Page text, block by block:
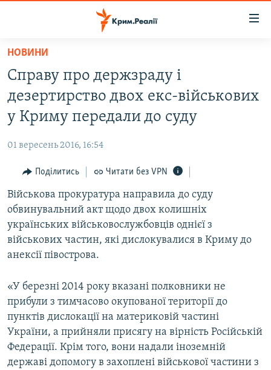
Перейти
основного
матеріалу
Перейти
до
основної
навігації
Перейти
пошуку
ВОДА.КРИМ
ВІДЕО ТА ФОТО
БЛОГИ
ПОГЛЯД
ІНТЕРВ'Ю
ВСЕ ЗА ДЕНЬ
СПЕЦПРОЕКТИ
ДЕПОРТАЦІЯ
ВІДЕОУРОКИ «ELIFBE»
СВІДЧЕННЯ ОКУПАЦІЇ
УКРАЇНСЬКА ПРОБЛЕМА КРИМУ
ІНФОГРАФІКА
ЯК ОБІЙТИ БЛОКУВАННЯ
Русский
Qırımtatar
ДОЛУЧАЙСЯ!
НОВИНИ
Справу про держзраду і
дезертирство двох екс-військових
у Криму передали до суду
01 вересень 2016, 16:54
Поділитись Читати без VPN
Військова прокуратура направила до суду
обвинувальний акт щодо двох колишніх
українських військовослужбовців однієї з
військових частин, які дислокувалися в Криму до
анексії півострова.
«У березні 2014 року вказані полковники не
прибули з тимчасово окупованої території до
пунктів дислокації на материковій частині
України, а прийняли присягу на вірність Російській
Федерації. Крім того, вони надали іноземній
державі допомогу в захоплені військової частини з